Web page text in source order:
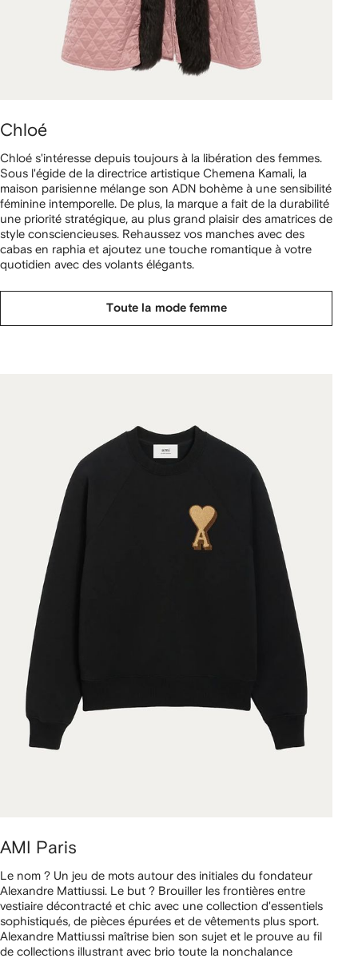
Chloé
Chloé s'intéresse depuis toujours à la libération des femmes.
Sous l'égide de la directrice artistique Chemena Kamali, la
maison parisienne mélange son ADN bohème à une sensibilité
féminine intemporelle. De plus, la marque a fait de la durabilité
une priorité stratégique, au plus grand plaisir des amatrices de
style consciencieuses. Rehaussez vos manches avec des
cabas en raphia et ajoutez une touche romantique à votre
quotidien avec des volants élégants.
Toute la mode femme
AMI Paris
Le nom ? Un jeu de mots autour des initiales du fondateur
Alexandre Mattiussi. Le but ? Brouiller les frontières entre
vestiaire décontracté et chic avec une collection d'essentiels
sophistiqués, de pièces épurées et de vêtements plus sport.
Alexandre Mattiussi maîtrise bien son sujet et le prouve au fil
de collections illustrant avec brio toute la nonchalance